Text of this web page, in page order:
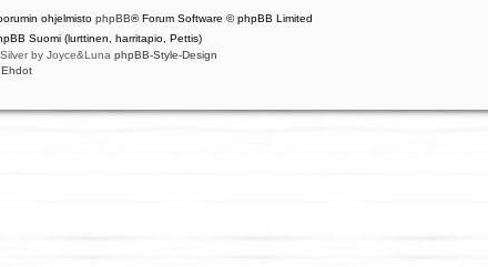
ohjelmisto phpBB® Forum Software © phpBB Limited
Suomi (lurttinen, harritapio, Pettis)
by Joyce&Luna phpBB-Style-Design
Ehdot